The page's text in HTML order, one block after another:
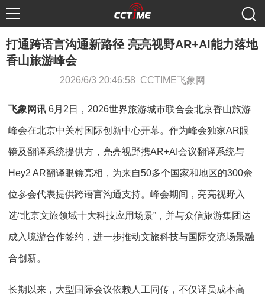
打通跨语言沟通新路径 亮亮视野AR+AI能力落地
香山旅游峰会
2026/6/3 20:46:58 CCTIME飞象网
飞象网讯 6月2日，2026世界旅游城市联合会北京香山旅游
峰会在北京中关村国际创新中心开幕。作为峰会独家AR眼
镜及翻译系统提供方，亮亮视野携AR+AI会议翻译系统与
Hey2 AR翻译眼镜亮相，为来自50多个国家和地区的300余
位参会代表提供跨语言沟通支持。峰会期间，亮亮视野入
选“北京文旅领域十大科技应用场景”，并与众信旅游集团达
成入境游合作签约，进一步推动文旅科技与国际交流场景融
合创新。
长期以来，大型国际会议依赖人工同传，不仅译员成本高